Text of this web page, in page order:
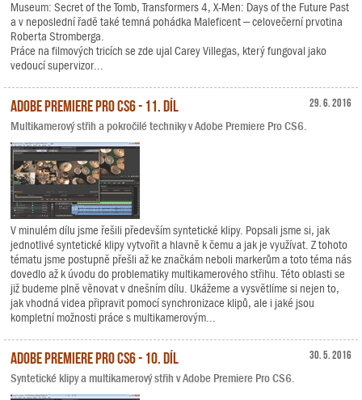
Museum: Secret of the Tomb, Transformers 4, X-Men: Days of the Future Past
a v neposlední řadě také temná pohádka Maleficent – celovečerní prvotina
Roberta Stromberga.
Práce na filmových tricích se zde ujal Carey Villegas, který fungoval jako
vedoucí supervizor...
29. 6. 2016
Adobe Premiere Pro CS6 - 11. díl
Multikamerový střih a pokročilé techniky v Adobe Premiere Pro CS6.
V minulém dílu jsme řešili především syntetické klipy. Popsali jsme si, jak
jednotlivé syntetické klipy vytvořit a hlavně k čemu a jak je využívat. Z tohoto
tématu jsme postupně přešli až ke značkám neboli markerům a toto téma nás
dovedlo až k úvodu do problematiky multikamerového střihu. Této oblasti se
již budeme plně věnovat v dnešním dílu. Ukážeme a vysvětlíme si nejen to,
jak vhodná videa připravit pomocí synchronizace klipů, ale i jaké jsou
kompletní možnosti práce s multikamerovým...
30. 5. 2016
Adobe Premiere Pro CS6 - 10. díl
Syntetické klipy a multikamerový střih v Adobe Premiere Pro CS6.